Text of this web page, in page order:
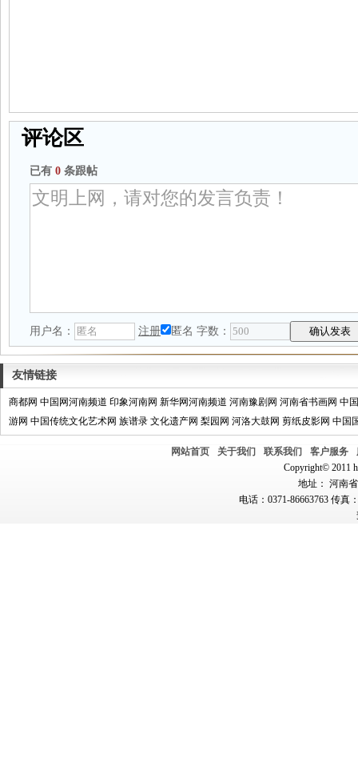
评论区
已有 0 条跟帖
用户名： 注册 匿名 字数：
友情链接
商都网 中国网河南频道 印象河南网 新华网河南频道 河南豫剧网 河南省书画网 中
游网 中国传统文化艺术网 族谱录 文化遗产网 梨园网 河洛大鼓网 剪纸皮影网 中国
网站首页 关于我们 联系我们 客户服务
Copyright© 2011
地址： 河南
电话：0371-86663763 传真